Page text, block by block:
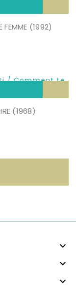
FEMME (1992)
(1968)


